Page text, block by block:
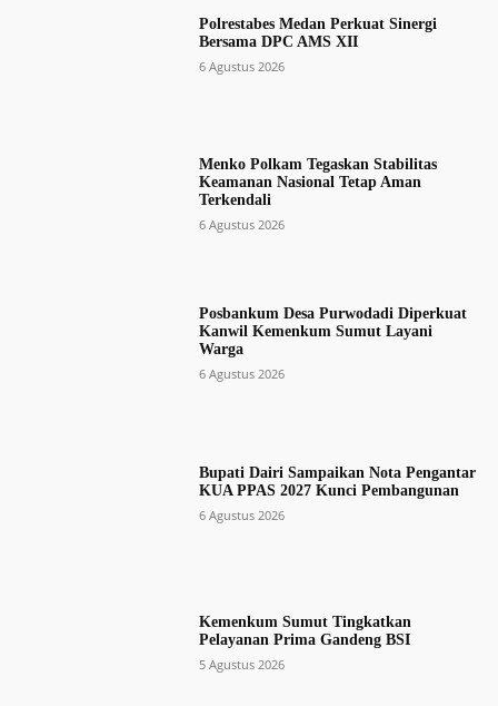
Polrestabes Medan Perkuat Sinergi
Bersama DPC AMS XII
6 Agustus 2026
Menko Polkam Tegaskan Stabilitas
Keamanan Nasional Tetap Aman
Terkendali
6 Agustus 2026
Posbankum Desa Purwodadi Diperkuat
Kanwil Kemenkum Sumut Layani
Warga
6 Agustus 2026
Bupati Dairi Sampaikan Nota Pengantar
KUA PPAS 2027 Kunci Pembangunan
6 Agustus 2026
Kemenkum Sumut Tingkatkan
Pelayanan Prima Gandeng BSI
5 Agustus 2026